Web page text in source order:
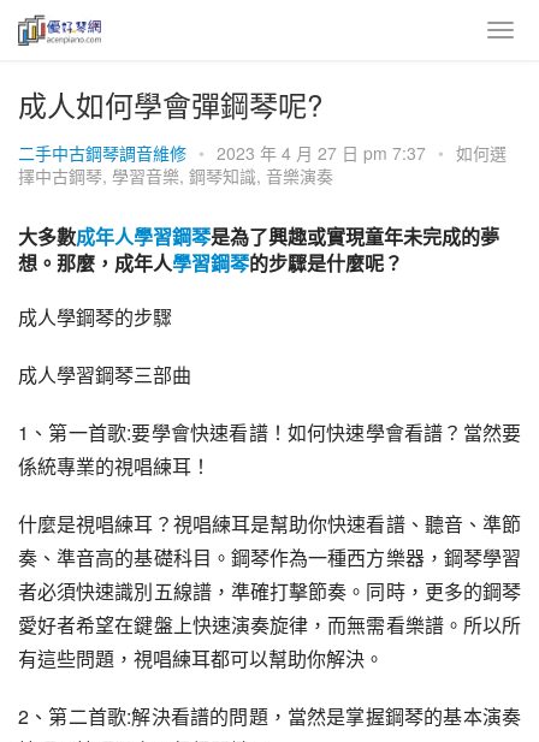
成人如何學會彈鋼琴呢?
二手中古鋼琴調音維修 • 2023 年 4 月 27 日 pm 7:37 • 如何選
擇中古鋼琴, 學習音樂, 鋼琴知識, 音樂演奏
大多數成年人學習鋼琴是為了興趣或實現童年未完成的夢
想。那麼，成年人學習鋼琴的步驟是什麼呢？
成人學鋼琴的步驟
成人學習鋼琴三部曲
1、第一首歌:要學會快速看譜！如何快速學會看譜？當然要
係統專業的視唱練耳！
什麼是視唱練耳？視唱練耳是幫助你快速看譜、聽音、準節
奏、準音高的基礎科目。鋼琴作為一種西方樂器，鋼琴學習
者必須快速識別五線譜，準確打擊節奏。同時，更多的鋼琴
愛好者希望在鍵盤上快速演奏旋律，而無需看樂譜。所以所
有這些問題，視唱練耳都可以幫助你解決。
2、第二首歌:解決看譜的問題，當然是掌握鋼琴的基本演奏